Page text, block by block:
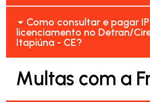
Como consultar e pagar
licenciamento no Detran/
Itapiúna - CE?
Multas com a